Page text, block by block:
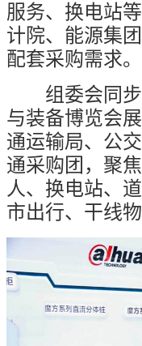
服务、换电站
计院、能源集
配套采购需求。
组委会同
与装备博览会
通运输局、公
通采购团，聚
人、换电站、
市出行、干线